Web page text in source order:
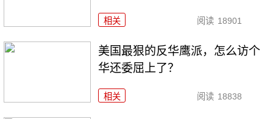
相关 阅读 18901
美国最狠的反华鹰派，怎么访个
华还委屈上了？
相关 阅读 18838